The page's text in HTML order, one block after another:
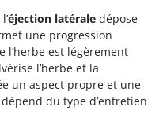
éjection latérale dépose
une progression
l’herbe est légèrement
l’herbe et la
un aspect propre et une
du type d’entretien